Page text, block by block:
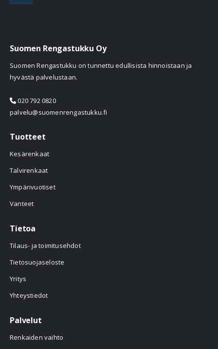
Suomen Rengastukku Oy
Suomen Rengastukku on tunnettu edullisista hinnoistaan ja
hyvästä palvelustaan.
020 792 0820
palvelu@suomenrengastukku.fi
Tuotteet
Kesärenkaat
Talvirenkaat
Ympärivuotiset
Vanteet
Tietoa
Tilaus- ja toimitusehdot
Tietosuojaseloste
Yritys
Yhteystiedot
Palvelut
Renkaiden vaihto